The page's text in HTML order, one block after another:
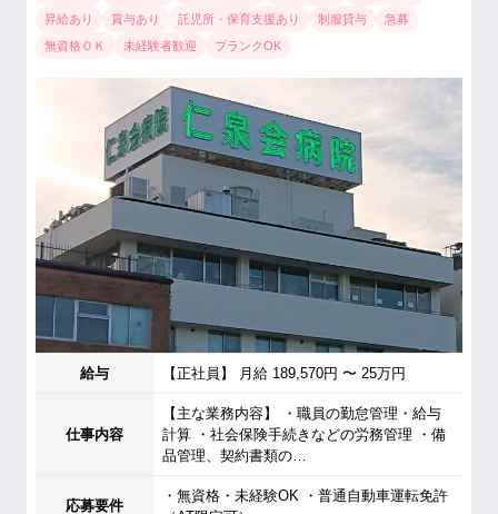
昇給あり
賞与あり 託児所・保育支援あり 制服貸与
急募
無資格ＯＫ
未経験者歓迎 ブランクOK
給与 【正社員】 月給 189,570円 〜 25万円
仕事内容
【主な業務内容】 ・職員の勤怠管理・給与
計算 ・社会保険手続きなどの労務管理 ・備
品管理、契約書類の…
応募要件
・無資格・未経験OK ・普通自動車運転免許